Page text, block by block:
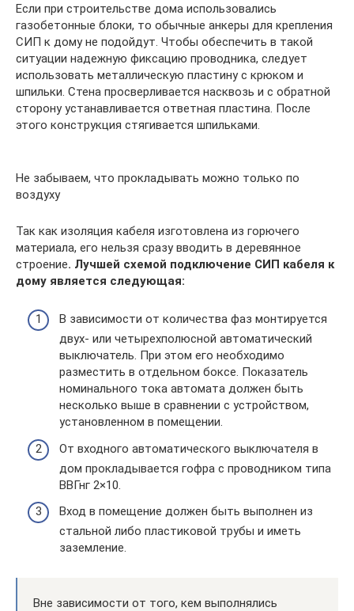
Если при строительстве дома использовались
газобетонные блоки, то обычные анкеры для крепления
СИП к дому не подойдут. Чтобы обеспечить в такой
ситуации надежную фиксацию проводника, следует
использовать металлическую пластину с крюком и
шпильки. Стена просверливается насквозь и с обратной
сторону устанавливается ответная пластина. После
этого конструкция стягивается шпильками.
Не забываем, что прокладывать можно только по
воздуху
Так как изоляция кабеля изготовлена из горючего
материала, его нельзя сразу вводить в деревянное
строение. Лучшей схемой подключение СИП кабеля к
дому является следующая:
В зависимости от количества фаз монтируется
двух- или четырехполюсной автоматический
выключатель. При этом его необходимо
разместить в отдельном боксе. Показатель
номинального тока автомата должен быть
несколько выше в сравнении с устройством,
установленном в помещении.
От входного автоматического выключателя в
дом прокладывается гофра с проводником типа
ВВГнг 2×10.
Вход в помещение должен быть выполнен из
стальной либо пластиковой трубы и иметь
заземление.
Вне зависимости от того, кем выполнялись